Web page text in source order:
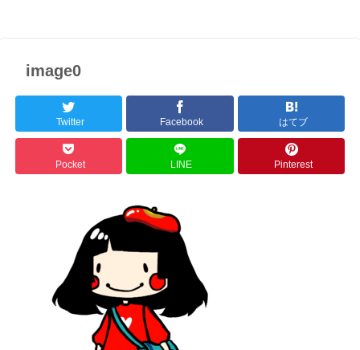
image0
Twitter Facebook はてブ
Pocket LINE Pinterest